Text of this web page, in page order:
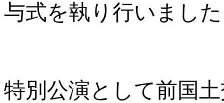
与式を執り行いまし
特別公演として前国